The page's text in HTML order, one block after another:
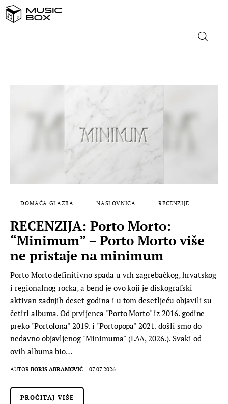
DOMAĆA GLAZBA
STRANA GLAZBA
MUSIC BOX
DOMAĆA GLAZBA NASLOVNICA RECENZIJE
RECENZIJA: Porto Morto:
“Minimum” – Porto Morto više
ne pristaje na minimum
Porto Morto definitivno spada u vrh zagrebačkog, hrvatskog
i regionalnog rocka, a bend je ovo koji je diskografski
aktivan zadnjih deset godina i u tom desetljeću objavili su
četiri albuma. Od prvijenca "Porto Morto" iz 2016. godine
preko "Portofona" 2019. i "Portopopa" 2021. došli smo do
nedavno objavljenog "Minimuma" (LAA, 2026.). Svaki od
ovih albuma bio…
AUTOR BORIS ABRAMOVIĆ 07.07.2026.
PROČITAJ VIŠE